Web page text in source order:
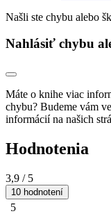
Našli ste chybu alebo
Nahlásiť chybu
Máte o knihe viac
chybu? Budeme vám
informácií na našich
Hodnotenia
3,9 / 5
10 hodnotení
5